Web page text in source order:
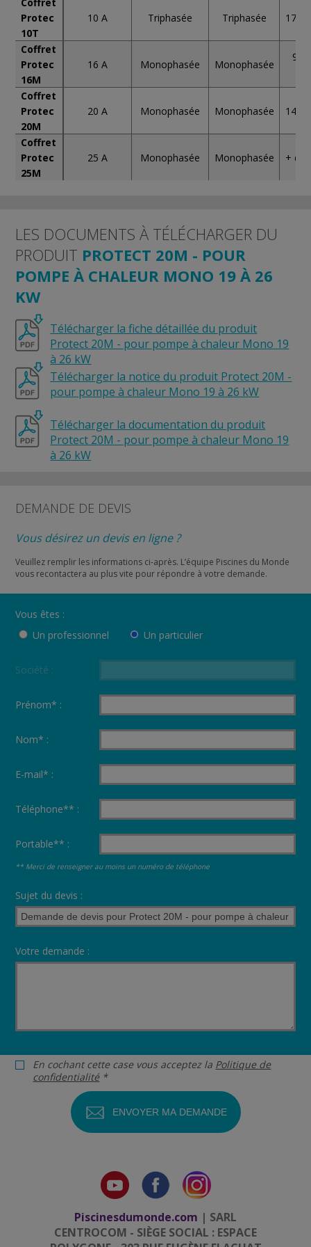
Protec
10T
10 A Triphasée Triphasée 17 à
Coffret
Protec
16M
16 A Monophasée Monophasée
9 à
Coffret
Protec
20M
20 A Monophasée Monophasée 14 à
Coffret
Protec
25M
25 A Monophasée Monophasée + de
LES DOCUMENTS À TÉLÉCHARGER DU
PRODUIT PROTECT 20M - POUR
POMPE À CHALEUR MONO 19 À 26
KW
Télécharger la fiche détaillée du produit
Protect 20M - pour pompe à chaleur Mono 19
à 26 kW
Télécharger la notice du produit Protect 20M -
pour pompe à chaleur Mono 19 à 26 kW
Télécharger la documentation du produit
Protect 20M - pour pompe à chaleur Mono 19
à 26 kW
DEMANDE DE DEVIS
Vous désirez un devis en ligne ?
Veuillez remplir les informations ci-après. L’équipe Piscines du Monde
vous recontactera au plus vite pour répondre à votre demande.
Vous êtes :
Un professionnel
Un particulier
Société :
Prénom* :
Nom* :
E-mail* :
Téléphone** :
Portable** :
** Merci de renseigner au moins un numéro de téléphone
Sujet du devis :
Votre demande :
En cochant cette case vous acceptez la Politique de
confidentialité*
Piscinesdumonde.com | SARL
CENTROCOM - SIÈGE SOCIAL : ESPACE